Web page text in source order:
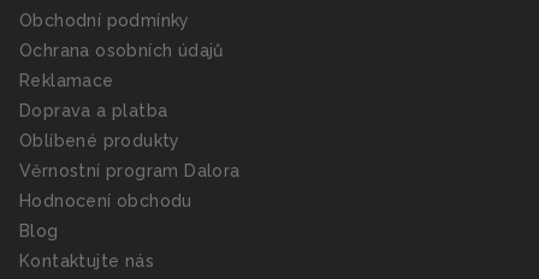
Obchodní podmínky
Ochrana osobních údajů
Reklamace
Doprava a platba
Oblíbené produkty
Věrnostní program Dalora
Hodnocení obchodu
Blog
Kontaktujte nás